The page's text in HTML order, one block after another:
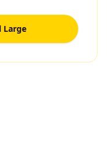
Large